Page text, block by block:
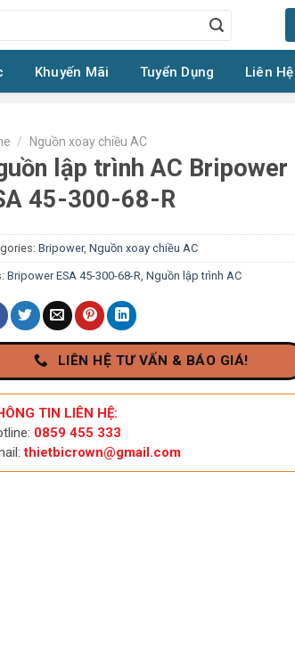
Khuyến Mãi Tuyển Dụng Liên
/ Nguồn xoay chiều AC
lập trình AC Bripower
45-300-68-R
Bripower,Nguồn xoay chiều AC
Bripower ESA 45-300-68-R ,Nguồn lập trình AC
LIÊN HỆ TƯ VẤN & BÁO GIÁ!
TIN LIÊN HỆ:
0859 455 333
thietbicrown@gmail.com